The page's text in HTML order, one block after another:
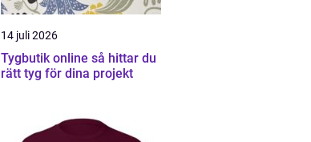
14 juli 2026
Tygbutik online så hittar du
rätt tyg för dina projekt